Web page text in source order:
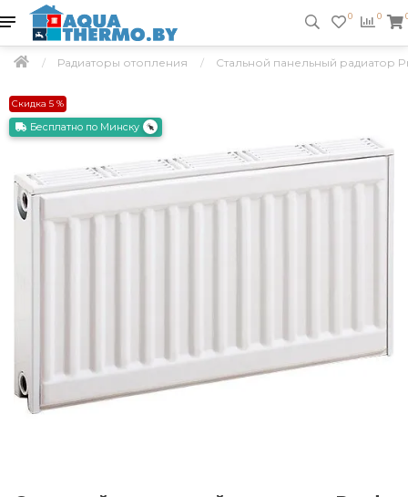
0 0
Радиаторы отопления Стальной панельный радиатор
Скидка 5 %
Бесплатно по Минску